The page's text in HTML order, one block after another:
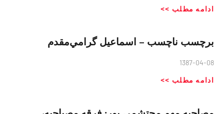
ادامه مطلب >>
برچسب ناچسب – اسماعيل گرامي‌مقدم
1387-04-08
ادامه مطلب >>